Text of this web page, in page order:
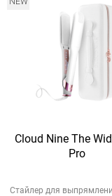
Cloud Nine The
Pro
Стайлер для